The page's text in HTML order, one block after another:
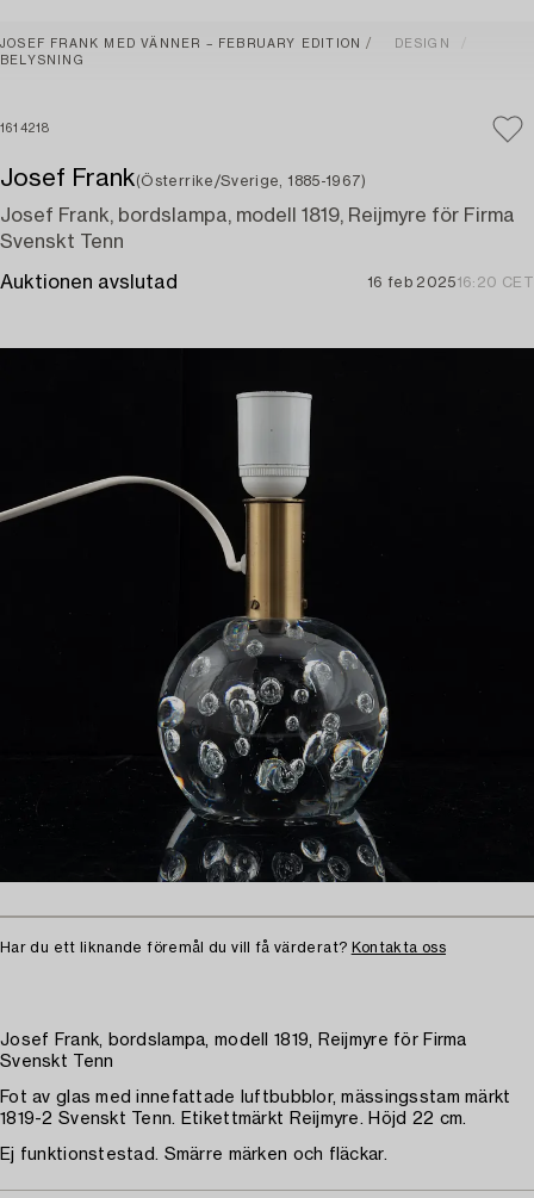
JOSEF FRANK MED VÄNNER – FEBRUARY EDITION
DESIGN
BELYSNING
1614218
Josef Frank(Österrike/Sverige, 1885-1967)
Josef Frank, bordslampa, modell 1819, Reijmyre för Firma
Svenskt Tenn
Auktionen avslutad 16 feb 202516:20 CET
Har du ett liknande föremål du vill få värderat? Kontakta oss
Josef Frank, bordslampa, modell 1819, Reijmyre för Firma
Svenskt Tenn
Fot av glas med innefattade luftbubblor, mässingsstam märkt
1819-2 Svenskt Tenn. Etikettmärkt Reijmyre. Höjd 22 cm.
Ej funktionstestad. Smärre märken och fläckar.